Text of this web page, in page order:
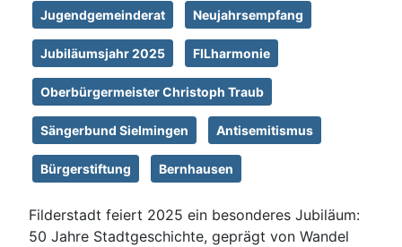
Jugendgemeinderat Neujahrsempfang
Jubiläumsjahr 2025 FILharmonie
Oberbürgermeister Christoph Traub
Sängerbund Sielmingen Antisemitismus
Bürgerstiftung Bernhausen
Filderstadt feiert 2025 ein besonderes Jubiläum:
50 Jahre Stadtgeschichte, geprägt von Wandel